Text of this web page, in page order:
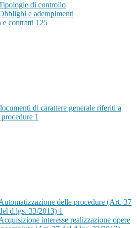
di controllo
e adempimenti
e contratti 125
di carattere generale riferiti a
1
delle procedure (Art. 37
d.lgs. 33/2013) 1
interesse realizzazione opere